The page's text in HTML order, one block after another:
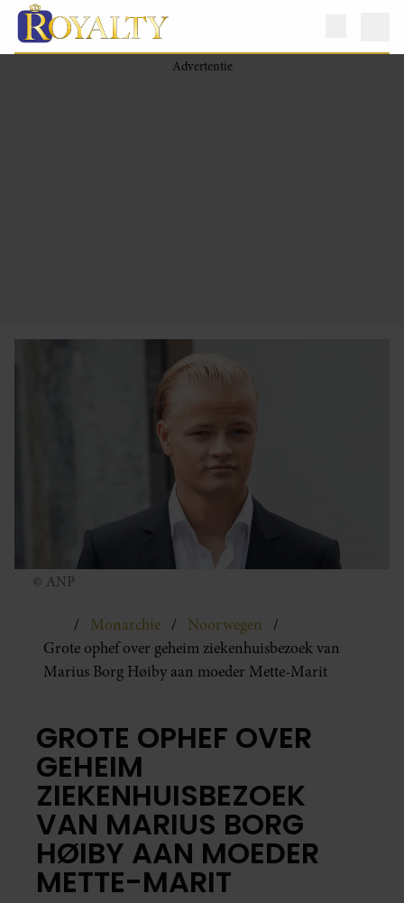
© ANP
Monarchie
Noorwegen
Grote ophef over geheim ziekenhuisbezoek van
Marius Borg Høiby aan moeder Mette-Marit
GROTE OPHEF OVER
GEHEIM
ZIEKENHUISBEZOEK
VAN MARIUS BORG
HØIBY AAN MOEDER
METTE-MARIT